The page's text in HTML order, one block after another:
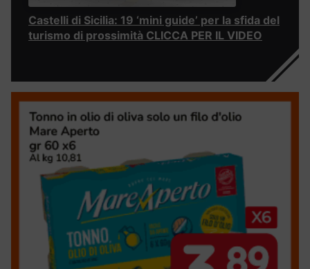
Castelli di Sicilia: 19 ‘mini guide’ per la sfida del
turismo di prossimità CLICCA PER IL VIDEO